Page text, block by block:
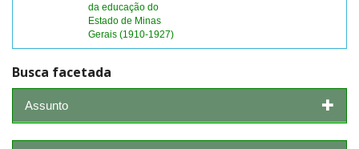
da educação do
Estado de Minas
Gerais (1910-1927)
Busca facetada
Assunto